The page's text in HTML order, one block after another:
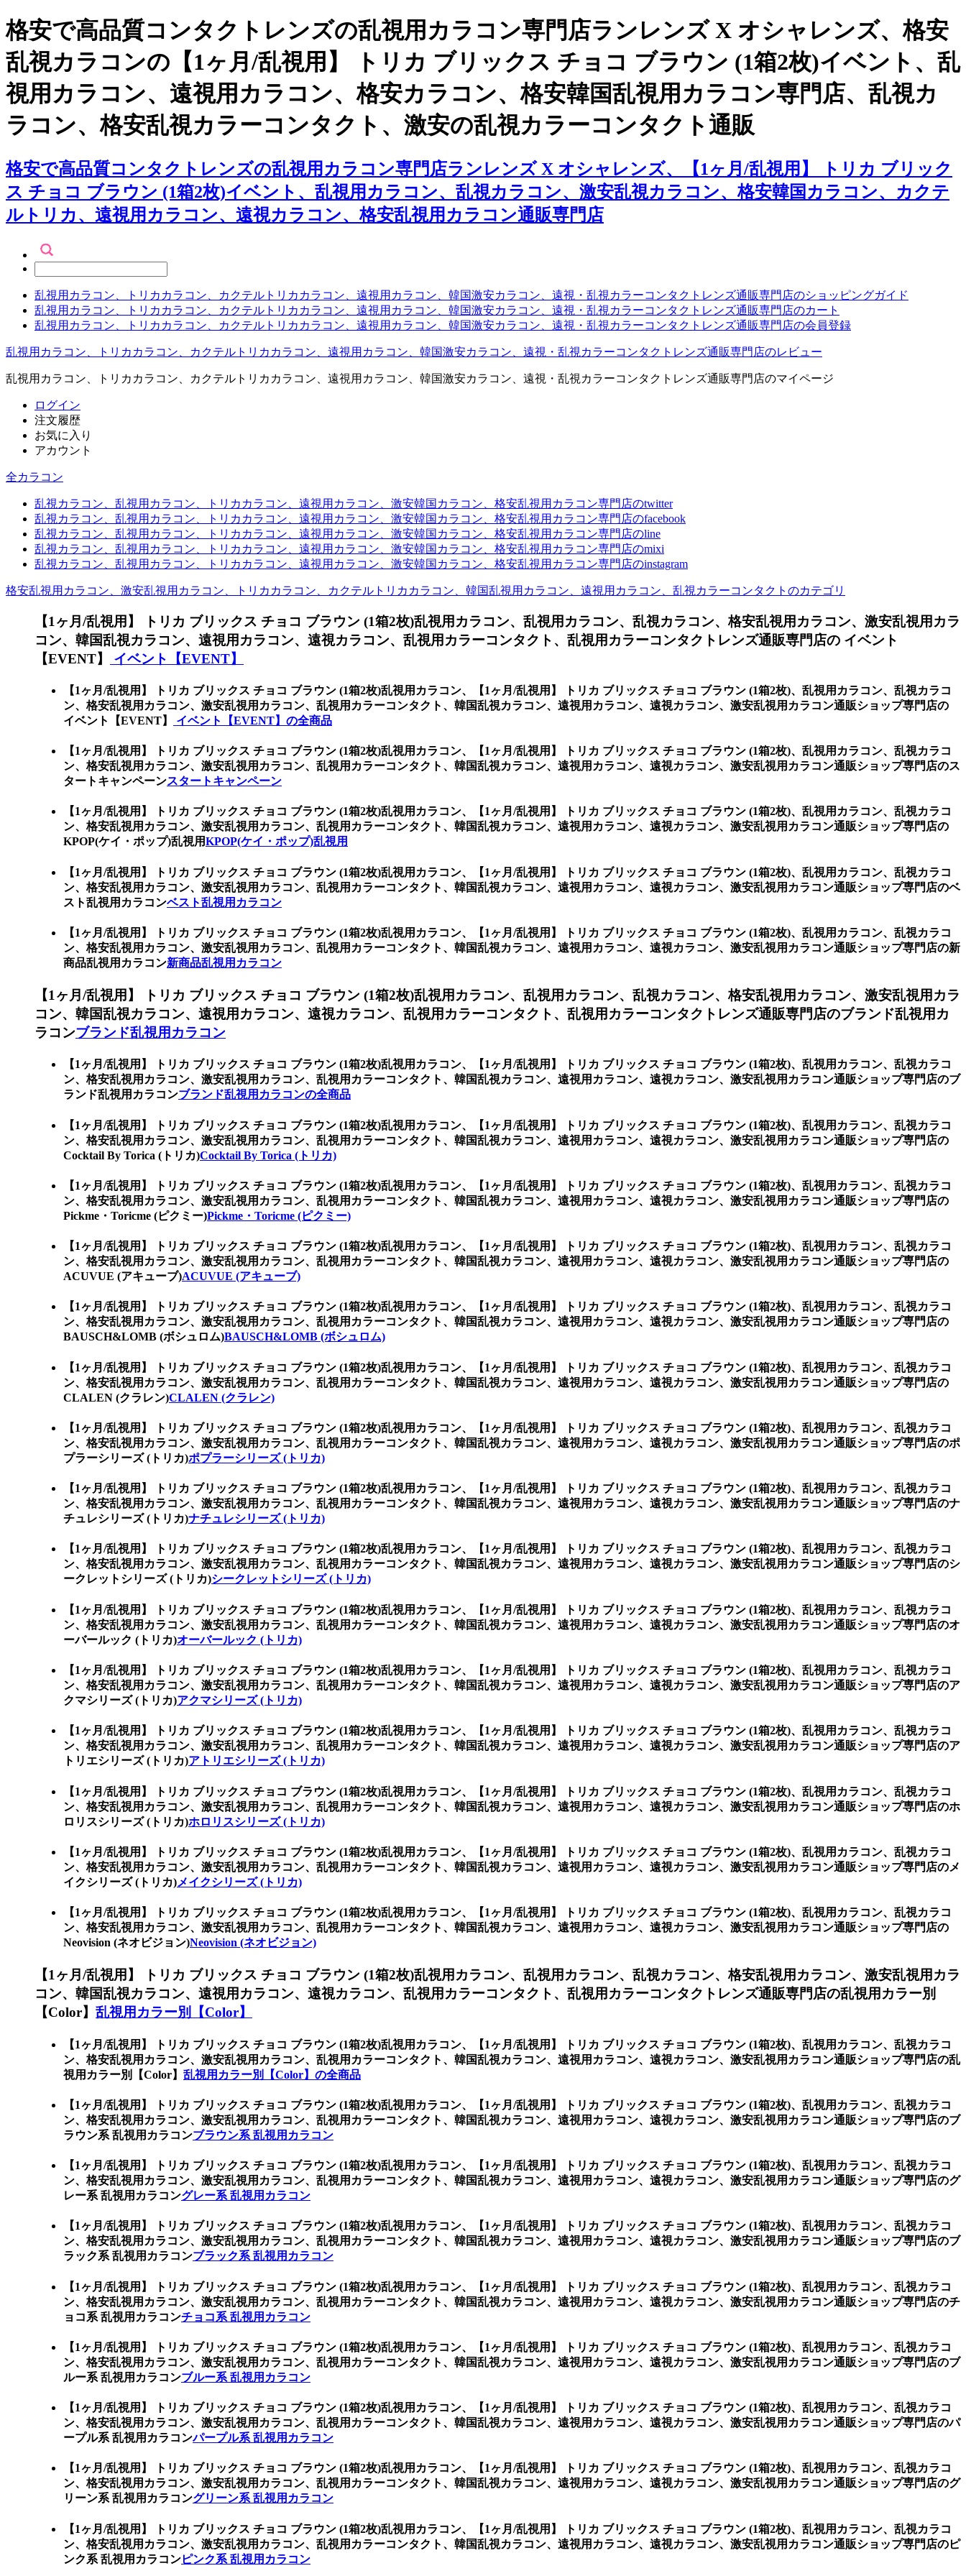
格安で高品質コンタクトレンズの乱視用カラコン専門店ランレンズ X オシャレンズ、格安
乱視カラコンの【1ヶ月/乱視用】 トリカ ブリックス チョコ ブラウン (1箱2枚)イベント、乱
視用カラコン、遠視用カラコン、格安カラコン、格安韓国乱視用カラコン専門店、乱視カ
ラコン、格安乱視カラーコンタクト、激安の乱視カラーコンタクト通販
格安で高品質コンタクトレンズの乱視用カラコン専門店ランレンズ X オシャレンズ、【1ヶ月/乱視用】 トリカ ブリック
ス チョコ ブラウン (1箱2枚)イベント、乱視用カラコン、乱視カラコン、激安乱視カラコン、格安韓国カラコン、カクテ
ルトリカ、遠視用カラコン、遠視カラコン、格安乱視用カラコン通販専門店
乱視用カラコン、トリカカラコン、カクテルトリカカラコン、遠視用カラコン、韓国激安カラコン、遠視・乱視カラーコンタクトレンズ通販専門店のショッピングガイド
乱視用カラコン、トリカカラコン、カクテルトリカカラコン、遠視用カラコン、韓国激安カラコン、遠視・乱視カラーコンタクトレンズ通販専門店のカート
乱視用カラコン、トリカカラコン、カクテルトリカカラコン、遠視用カラコン、韓国激安カラコン、遠視・乱視カラーコンタクトレンズ通販専門店の会員登録
乱視用カラコン、トリカカラコン、カクテルトリカカラコン、遠視用カラコン、韓国激安カラコン、遠視・乱視カラーコンタクトレンズ通販専門店のレビュー
乱視用カラコン、トリカカラコン、カクテルトリカカラコン、遠視用カラコン、韓国激安カラコン、遠視・乱視カラーコンタクトレンズ通販専門店のマイページ
ログイン
注文履歴
お気に入り
アカウント
全カラコン
乱視カラコン、乱視用カラコン、トリカカラコン、遠視用カラコン、激安韓国カラコン、格安乱視用カラコン専門店のtwitter
乱視カラコン、乱視用カラコン、トリカカラコン、遠視用カラコン、激安韓国カラコン、格安乱視用カラコン専門店のfacebook
乱視カラコン、乱視用カラコン、トリカカラコン、遠視用カラコン、激安韓国カラコン、格安乱視用カラコン専門店のline
乱視カラコン、乱視用カラコン、トリカカラコン、遠視用カラコン、激安韓国カラコン、格安乱視用カラコン専門店のmixi
乱視カラコン、乱視用カラコン、トリカカラコン、遠視用カラコン、激安韓国カラコン、格安乱視用カラコン専門店のinstagram
格安乱視用カラコン、激安乱視用カラコン、トリカカラコン、カクテルトリカカラコン、韓国乱視用カラコン、遠視用カラコン、乱視カラーコンタクトのカテゴリ
【1ヶ月/乱視用】 トリカ ブリックス チョコ ブラウン (1箱2枚)乱視用カラコン、 乱視用カラコン、乱視カラコン、格安乱視用カラコン、激安乱視用カラ
コン、韓国乱視カラコン、遠視用カラコン、遠視カラコン、乱視用カラーコンタクト、乱視用カラーコンタクトレンズ通販専門店の イベント
【EVENT】
イベント【EVENT】
【1ヶ月/乱視用】 トリカ ブリックス チョコ ブラウン (1箱2枚)乱視用カラコン、
【1ヶ月/乱視用】 トリカ ブリックス チョコ ブラウン (1箱2枚)、乱視用カラコン、乱視カラコ
ン、格安乱視用カラコン、激安乱視用カラコン、乱視用カラーコンタクト、韓国乱視カラコン、遠視用カラコン、遠視カラコン、激安乱視用カラコン通販ショップ専門店の
イベント【EVENT】
イベント【EVENT】の全商品
【1ヶ月/乱視用】 トリカ ブリックス チョコ ブラウン (1箱2枚)乱視用カラコン、
【1ヶ月/乱視用】 トリカ ブリックス チョコ ブラウン (1箱2枚)、乱視用カラコン、乱視カラコ
ン、格安乱視用カラコン、激安乱視用カラコン、乱視用カラーコンタクト、韓国乱視カラコン、遠視用カラコン、遠視カラコン、激安乱視用カラコン通販ショップ専門店のス
タートキャンペーンスタートキャンペーン
【1ヶ月/乱視用】 トリカ ブリックス チョコ ブラウン (1箱2枚)乱視用カラコン、
【1ヶ月/乱視用】 トリカ ブリックス チョコ ブラウン (1箱2枚)、乱視用カラコン、乱視カラコ
ン、格安乱視用カラコン、激安乱視用カラコン、乱視用カラーコンタクト、韓国乱視カラコン、遠視用カラコン、遠視カラコン、激安乱視用カラコン通販ショップ専門店の
KPOP(ケイ・ポップ)乱視用KPOP(ケイ・ポップ)乱視用
【1ヶ月/乱視用】 トリカ ブリックス チョコ ブラウン (1箱2枚)乱視用カラコン、
【1ヶ月/乱視用】 トリカ ブリックス チョコ ブラウン (1箱2枚)、乱視用カラコン、乱視カラコ
ン、格安乱視用カラコン、激安乱視用カラコン、乱視用カラーコンタクト、韓国乱視カラコン、遠視用カラコン、遠視カラコン、激安乱視用カラコン通販ショップ専門店のベ
スト乱視用カラコンベスト乱視用カラコン
【1ヶ月/乱視用】 トリカ ブリックス チョコ ブラウン (1箱2枚)乱視用カラコン、
【1ヶ月/乱視用】 トリカ ブリックス チョコ ブラウン (1箱2枚)、乱視用カラコン、乱視カラコ
ン、格安乱視用カラコン、激安乱視用カラコン、乱視用カラーコンタクト、韓国乱視カラコン、遠視用カラコン、遠視カラコン、激安乱視用カラコン通販ショップ専門店の新
商品乱視用カラコン新商品乱視用カラコン
【1ヶ月/乱視用】 トリカ ブリックス チョコ ブラウン (1箱2枚)乱視用カラコン、 乱視用カラコン、乱視カラコン、格安乱視用カラコン、激安乱視用カラ
コン、韓国乱視カラコン、遠視用カラコン、遠視カラコン、乱視用カラーコンタクト、乱視用カラーコンタクトレンズ通販専門店のブランド乱視用カ
ラコンブランド乱視用カラコン
【1ヶ月/乱視用】 トリカ ブリックス チョコ ブラウン (1箱2枚)乱視用カラコン、
【1ヶ月/乱視用】 トリカ ブリックス チョコ ブラウン (1箱2枚)、乱視用カラコン、乱視カラコ
ン、格安乱視用カラコン、激安乱視用カラコン、乱視用カラーコンタクト、韓国乱視カラコン、遠視用カラコン、遠視カラコン、激安乱視用カラコン通販ショップ専門店のブ
ランド乱視用カラコンブランド乱視用カラコンの全商品
【1ヶ月/乱視用】 トリカ ブリックス チョコ ブラウン (1箱2枚)乱視用カラコン、
【1ヶ月/乱視用】 トリカ ブリックス チョコ ブラウン (1箱2枚)、乱視用カラコン、乱視カラコ
ン、格安乱視用カラコン、激安乱視用カラコン、乱視用カラーコンタクト、韓国乱視カラコン、遠視用カラコン、遠視カラコン、激安乱視用カラコン通販ショップ専門店の
Cocktail By Torica (トリカ)Cocktail By Torica (トリカ)
【1ヶ月/乱視用】 トリカ ブリックス チョコ ブラウン (1箱2枚)乱視用カラコン、
【1ヶ月/乱視用】 トリカ ブリックス チョコ ブラウン (1箱2枚)、乱視用カラコン、乱視カラコ
ン、格安乱視用カラコン、激安乱視用カラコン、乱視用カラーコンタクト、韓国乱視カラコン、遠視用カラコン、遠視カラコン、激安乱視用カラコン通販ショップ専門店の
Pickme・Toricme (ピクミー)Pickme・Toricme (ピクミー)
【1ヶ月/乱視用】 トリカ ブリックス チョコ ブラウン (1箱2枚)乱視用カラコン、
【1ヶ月/乱視用】 トリカ ブリックス チョコ ブラウン (1箱2枚)、乱視用カラコン、乱視カラコ
ン、格安乱視用カラコン、激安乱視用カラコン、乱視用カラーコンタクト、韓国乱視カラコン、遠視用カラコン、遠視カラコン、激安乱視用カラコン通販ショップ専門店の
ACUVUE (アキューブ)ACUVUE (アキューブ)
【1ヶ月/乱視用】 トリカ ブリックス チョコ ブラウン (1箱2枚)乱視用カラコン、
【1ヶ月/乱視用】 トリカ ブリックス チョコ ブラウン (1箱2枚)、乱視用カラコン、乱視カラコ
ン、格安乱視用カラコン、激安乱視用カラコン、乱視用カラーコンタクト、韓国乱視カラコン、遠視用カラコン、遠視カラコン、激安乱視用カラコン通販ショップ専門店の
BAUSCH&LOMB (ボシュロム)BAUSCH&LOMB (ボシュロム)
【1ヶ月/乱視用】 トリカ ブリックス チョコ ブラウン (1箱2枚)乱視用カラコン、
【1ヶ月/乱視用】 トリカ ブリックス チョコ ブラウン (1箱2枚)、乱視用カラコン、乱視カラコ
ン、格安乱視用カラコン、激安乱視用カラコン、乱視用カラーコンタクト、韓国乱視カラコン、遠視用カラコン、遠視カラコン、激安乱視用カラコン通販ショップ専門店の
CLALEN (クラレン)CLALEN (クラレン)
【1ヶ月/乱視用】 トリカ ブリックス チョコ ブラウン (1箱2枚)乱視用カラコン、
【1ヶ月/乱視用】 トリカ ブリックス チョコ ブラウン (1箱2枚)、乱視用カラコン、乱視カラコ
ン、格安乱視用カラコン、激安乱視用カラコン、乱視用カラーコンタクト、韓国乱視カラコン、遠視用カラコン、遠視カラコン、激安乱視用カラコン通販ショップ専門店のポ
プラーシリーズ (トリカ)ポプラーシリーズ (トリカ)
【1ヶ月/乱視用】 トリカ ブリックス チョコ ブラウン (1箱2枚)乱視用カラコン、
【1ヶ月/乱視用】 トリカ ブリックス チョコ ブラウン (1箱2枚)、乱視用カラコン、乱視カラコ
ン、格安乱視用カラコン、激安乱視用カラコン、乱視用カラーコンタクト、韓国乱視カラコン、遠視用カラコン、遠視カラコン、激安乱視用カラコン通販ショップ専門店のナ
チュレシリーズ (トリカ)ナチュレシリーズ (トリカ)
【1ヶ月/乱視用】 トリカ ブリックス チョコ ブラウン (1箱2枚)乱視用カラコン、
【1ヶ月/乱視用】 トリカ ブリックス チョコ ブラウン (1箱2枚)、乱視用カラコン、乱視カラコ
ン、格安乱視用カラコン、激安乱視用カラコン、乱視用カラーコンタクト、韓国乱視カラコン、遠視用カラコン、遠視カラコン、激安乱視用カラコン通販ショップ専門店のシ
ークレットシリーズ (トリカ)シークレットシリーズ (トリカ)
【1ヶ月/乱視用】 トリカ ブリックス チョコ ブラウン (1箱2枚)乱視用カラコン、
【1ヶ月/乱視用】 トリカ ブリックス チョコ ブラウン (1箱2枚)、乱視用カラコン、乱視カラコ
ン、格安乱視用カラコン、激安乱視用カラコン、乱視用カラーコンタクト、韓国乱視カラコン、遠視用カラコン、遠視カラコン、激安乱視用カラコン通販ショップ専門店のオ
ーバールック (トリカ)オーバールック (トリカ)
【1ヶ月/乱視用】 トリカ ブリックス チョコ ブラウン (1箱2枚)乱視用カラコン、
【1ヶ月/乱視用】 トリカ ブリックス チョコ ブラウン (1箱2枚)、乱視用カラコン、乱視カラコ
ン、格安乱視用カラコン、激安乱視用カラコン、乱視用カラーコンタクト、韓国乱視カラコン、遠視用カラコン、遠視カラコン、激安乱視用カラコン通販ショップ専門店のア
クマシリーズ (トリカ)アクマシリーズ (トリカ)
【1ヶ月/乱視用】 トリカ ブリックス チョコ ブラウン (1箱2枚)乱視用カラコン、
【1ヶ月/乱視用】 トリカ ブリックス チョコ ブラウン (1箱2枚)、乱視用カラコン、乱視カラコ
ン、格安乱視用カラコン、激安乱視用カラコン、乱視用カラーコンタクト、韓国乱視カラコン、遠視用カラコン、遠視カラコン、激安乱視用カラコン通販ショップ専門店のア
トリエシリーズ (トリカ)アトリエシリーズ (トリカ)
【1ヶ月/乱視用】 トリカ ブリックス チョコ ブラウン (1箱2枚)乱視用カラコン、
【1ヶ月/乱視用】 トリカ ブリックス チョコ ブラウン (1箱2枚)、乱視用カラコン、乱視カラコ
ン、格安乱視用カラコン、激安乱視用カラコン、乱視用カラーコンタクト、韓国乱視カラコン、遠視用カラコン、遠視カラコン、激安乱視用カラコン通販ショップ専門店のホ
ロリスシリーズ (トリカ)ホロリスシリーズ (トリカ)
【1ヶ月/乱視用】 トリカ ブリックス チョコ ブラウン (1箱2枚)乱視用カラコン、
【1ヶ月/乱視用】 トリカ ブリックス チョコ ブラウン (1箱2枚)、乱視用カラコン、乱視カラコ
ン、格安乱視用カラコン、激安乱視用カラコン、乱視用カラーコンタクト、韓国乱視カラコン、遠視用カラコン、遠視カラコン、激安乱視用カラコン通販ショップ専門店のメ
イクシリーズ (トリカ)メイクシリーズ (トリカ)
【1ヶ月/乱視用】 トリカ ブリックス チョコ ブラウン (1箱2枚)乱視用カラコン、
【1ヶ月/乱視用】 トリカ ブリックス チョコ ブラウン (1箱2枚)、乱視用カラコン、乱視カラコ
ン、格安乱視用カラコン、激安乱視用カラコン、乱視用カラーコンタクト、韓国乱視カラコン、遠視用カラコン、遠視カラコン、激安乱視用カラコン通販ショップ専門店の
Neovision (ネオビジョン)Neovision (ネオビジョン)
【1ヶ月/乱視用】 トリカ ブリックス チョコ ブラウン (1箱2枚)乱視用カラコン、 乱視用カラコン、乱視カラコン、格安乱視用カラコン、激安乱視用カラ
コン、韓国乱視カラコン、遠視用カラコン、遠視カラコン、乱視用カラーコンタクト、乱視用カラーコンタクトレンズ通販専門店の乱視用カラー別
【Color】 乱視用カラー別【Color】
【1ヶ月/乱視用】 トリカ ブリックス チョコ ブラウン (1箱2枚)乱視用カラコン、
【1ヶ月/乱視用】 トリカ ブリックス チョコ ブラウン (1箱2枚)、乱視用カラコン、乱視カラコ
ン、格安乱視用カラコン、激安乱視用カラコン、乱視用カラーコンタクト、韓国乱視カラコン、遠視用カラコン、遠視カラコン、激安乱視用カラコン通販ショップ専門店の乱
視用カラー別【Color】 乱視用カラー別【Color】の全商品
【1ヶ月/乱視用】 トリカ ブリックス チョコ ブラウン (1箱2枚)乱視用カラコン、
【1ヶ月/乱視用】 トリカ ブリックス チョコ ブラウン (1箱2枚)、乱視用カラコン、乱視カラコ
ン、格安乱視用カラコン、激安乱視用カラコン、乱視用カラーコンタクト、韓国乱視カラコン、遠視用カラコン、遠視カラコン、激安乱視用カラコン通販ショップ専門店のブ
ラウン系 乱視用カラコンブラウン系 乱視用カラコン
【1ヶ月/乱視用】 トリカ ブリックス チョコ ブラウン (1箱2枚)乱視用カラコン、
【1ヶ月/乱視用】 トリカ ブリックス チョコ ブラウン (1箱2枚)、乱視用カラコン、乱視カラコ
ン、格安乱視用カラコン、激安乱視用カラコン、乱視用カラーコンタクト、韓国乱視カラコン、遠視用カラコン、遠視カラコン、激安乱視用カラコン通販ショップ専門店のグ
レー系 乱視用カラコングレー系 乱視用カラコン
【1ヶ月/乱視用】 トリカ ブリックス チョコ ブラウン (1箱2枚)乱視用カラコン、
【1ヶ月/乱視用】 トリカ ブリックス チョコ ブラウン (1箱2枚)、乱視用カラコン、乱視カラコ
ン、格安乱視用カラコン、激安乱視用カラコン、乱視用カラーコンタクト、韓国乱視カラコン、遠視用カラコン、遠視カラコン、激安乱視用カラコン通販ショップ専門店のブ
ラック系 乱視用カラコンブラック系 乱視用カラコン
【1ヶ月/乱視用】 トリカ ブリックス チョコ ブラウン (1箱2枚)乱視用カラコン、
【1ヶ月/乱視用】 トリカ ブリックス チョコ ブラウン (1箱2枚)、乱視用カラコン、乱視カラコ
ン、格安乱視用カラコン、激安乱視用カラコン、乱視用カラーコンタクト、韓国乱視カラコン、遠視用カラコン、遠視カラコン、激安乱視用カラコン通販ショップ専門店のチ
ョコ系 乱視用カラコンチョコ系 乱視用カラコン
【1ヶ月/乱視用】 トリカ ブリックス チョコ ブラウン (1箱2枚)乱視用カラコン、
【1ヶ月/乱視用】 トリカ ブリックス チョコ ブラウン (1箱2枚)、乱視用カラコン、乱視カラコ
ン、格安乱視用カラコン、激安乱視用カラコン、乱視用カラーコンタクト、韓国乱視カラコン、遠視用カラコン、遠視カラコン、激安乱視用カラコン通販ショップ専門店のブ
ルー系 乱視用カラコンブルー系 乱視用カラコン
【1ヶ月/乱視用】 トリカ ブリックス チョコ ブラウン (1箱2枚)乱視用カラコン、
【1ヶ月/乱視用】 トリカ ブリックス チョコ ブラウン (1箱2枚)、乱視用カラコン、乱視カラコ
ン、格安乱視用カラコン、激安乱視用カラコン、乱視用カラーコンタクト、韓国乱視カラコン、遠視用カラコン、遠視カラコン、激安乱視用カラコン通販ショップ専門店のパ
ープル系 乱視用カラコンパープル系 乱視用カラコン
【1ヶ月/乱視用】 トリカ ブリックス チョコ ブラウン (1箱2枚)乱視用カラコン、
【1ヶ月/乱視用】 トリカ ブリックス チョコ ブラウン (1箱2枚)、乱視用カラコン、乱視カラコ
ン、格安乱視用カラコン、激安乱視用カラコン、乱視用カラーコンタクト、韓国乱視カラコン、遠視用カラコン、遠視カラコン、激安乱視用カラコン通販ショップ専門店のグ
リーン系 乱視用カラコングリーン系 乱視用カラコン
【1ヶ月/乱視用】 トリカ ブリックス チョコ ブラウン (1箱2枚)乱視用カラコン、
【1ヶ月/乱視用】 トリカ ブリックス チョコ ブラウン (1箱2枚)、乱視用カラコン、乱視カラコ
ン、格安乱視用カラコン、激安乱視用カラコン、乱視用カラーコンタクト、韓国乱視カラコン、遠視用カラコン、遠視カラコン、激安乱視用カラコン通販ショップ専門店のピ
ンク系 乱視用カラコンピンク系 乱視用カラコン